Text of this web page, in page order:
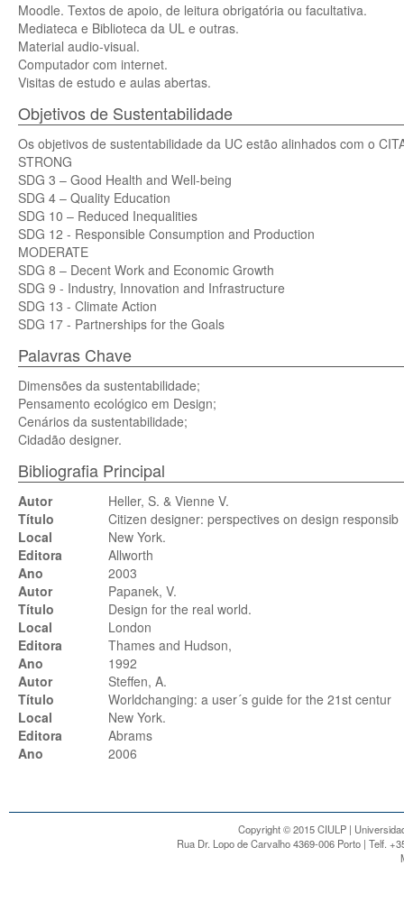
Moodle. Textos de apoio, de leitura obrigatória ou facultativa.
Mediateca e Biblioteca da UL e outras.
Material audio-visual.
Computador com internet.
Visitas de estudo e aulas abertas.
Objetivos de Sustentabilidade
Os objetivos de sustentabilidade da UC estão alinhados com o
STRONG
SDG 3 – Good Health and Well-being
SDG 4 – Quality Education
SDG 10 – Reduced Inequalities
SDG 12 - Responsible Consumption and Production
MODERATE
SDG 8 – Decent Work and Economic Growth
SDG 9 - Industry, Innovation and Infrastructure
SDG 13 - Climate Action
SDG 17 - Partnerships for the Goals
Palavras Chave
Dimensões da sustentabilidade;
Pensamento ecológico em Design;
Cenários da sustentabilidade;
Cidadão designer.
Bibliografia Principal
Autor
Heller, S. & Vienne V.
Título
Citizen designer: perspectives on design responsib
Local
New York.
Editora
Allworth
Ano
2003
Autor
Papanek, V.
Título
Design for the real world.
Local
London
Editora
Thames and Hudson,
Ano
1992
Autor
Steffen, A.
Título
Worldchanging: a user´s guide for the 21st centur
Local
New York.
Editora
Abrams
Ano
2006
Copyright © 2015 CIULP |
Rua Dr. Lopo de Carvalho 4369-006 Porto | Telf.